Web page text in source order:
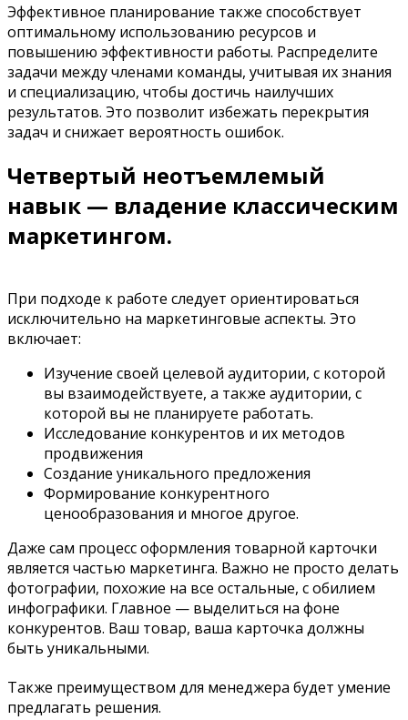
Эффективное планирование также способствует
оптимальному использованию ресурсов и
повышению эффективности работы. Распределите
задачи между членами команды, учитывая их знания
и специализацию, чтобы достичь наилучших
результатов. Это позволит избежать перекрытия
задач и снижает вероятность ошибок.
Четвертый неотъемлемый
навык — владение классическим
маркетингом.
При подходе к работе следует ориентироваться
исключительно на маркетинговые аспекты. Это
включает:
Изучение своей целевой аудитории, с которой
вы взаимодействуете, а также аудитории, с
которой вы не планируете работать.
Исследование конкурентов и их методов
продвижения
Создание уникального предложения
Формирование конкурентного
ценообразования и многое другое.
Даже сам процесс оформления товарной карточки
является частью маркетинга. Важно не просто делать
фотографии, похожие на все остальные, с обилием
инфографики. Главное — выделиться на фоне
конкурентов. Ваш товар, ваша карточка должны
быть уникальными.
Также преимуществом для менеджера будет умение
предлагать решения.